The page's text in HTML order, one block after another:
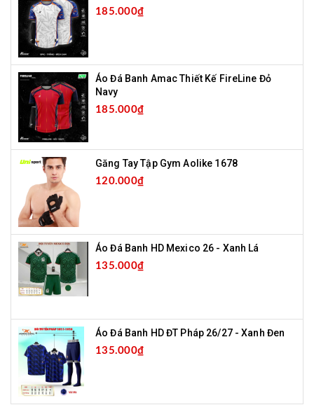
185.000₫
Áo Đá Banh Amac Thiết Kế FireLine Đỏ
Navy
185.000₫
Găng Tay Tập Gym Aolike 1678
120.000₫
Áo Đá Banh HD Mexico 26 - Xanh Lá
135.000₫
Áo Đá Banh HD ĐT Pháp 26/27 - Xanh Đen
135.000₫